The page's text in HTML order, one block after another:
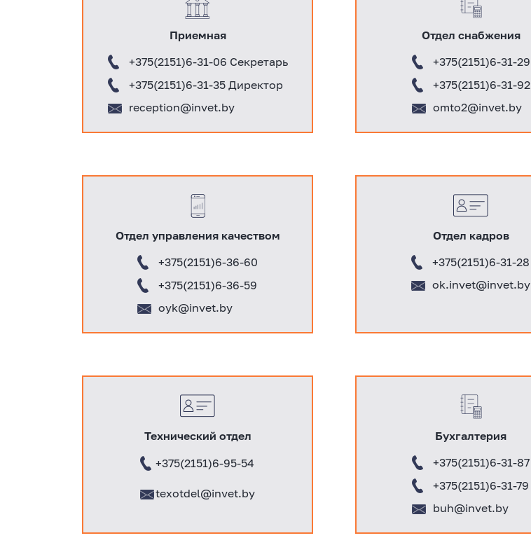
Приемная
+375(2151)6-31-06 Секретарь
+375(2151)6-31-35 Директор
reception@invet.by
Отдел снабжения
+375(2151)6-31-29
+375(2151)6-31-92
omto2@invet.by
Отдел управления качеством
+375(2151)6-36-60
+375(2151)6-36-59
oyk@invet.by
Отдел кадров
+375(2151)6-31-28
ok.invet@invet.by
Технический отдел
+375(2151)6-95-54
texotdel@invet.by
Бухгалтерия
+375(2151)6-31-87
+375(2151)6-31-79
buh@invet.by